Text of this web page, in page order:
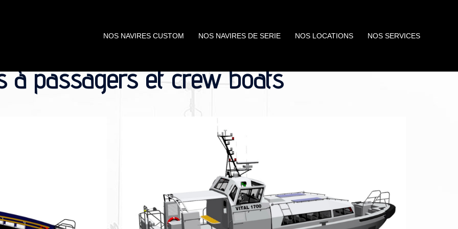
NOS NAVIRES CUSTOM NOS NAVIRES DE SERIE NOS LOCATIONS NOS SERVICES
à passagers et crew boats